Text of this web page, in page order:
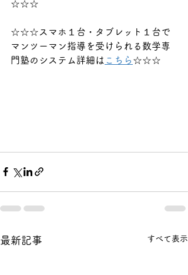
☆☆☆
☆☆☆スマホ１台・タブレット１台で
マンツーマン指導を受けられる数学専
門塾のシステム詳細は こちら ☆☆☆
最新記事 すべて表示